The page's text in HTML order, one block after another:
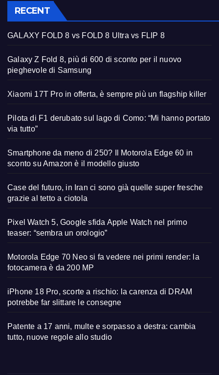
RECENT
GALAXY FOLD 8 vs FOLD 8 Ultra vs FLIP 8
Galaxy Z Fold 8, più di 600 di sconto per il nuovo
pieghevole di Samsung
Xiaomi 17T Pro in offerta, è sempre più un flagship killer
Pilota di F1 derubato sul lago di Como: “Mi hanno portato
via tutto”
Smartphone da meno di 250? Il Motorola Edge 60 in
sconto su Amazon è il modello giusto
Case del futuro, in Iran ci sono già quelle super fresche
grazie al tetto a ciotola
Pixel Watch 5, Google sfida Apple Watch nel primo
teaser: “sembra un orologio”
Motorola Edge 70 Neo si fa vedere nei primi render: la
fotocamera è da 200 MP
iPhone 18 Pro, scorte a rischio: la carenza di DRAM
potrebbe far slittare le consegne
Patente a 17 anni, multe e sorpasso a destra: cambia
tutto, nuove regole allo studio